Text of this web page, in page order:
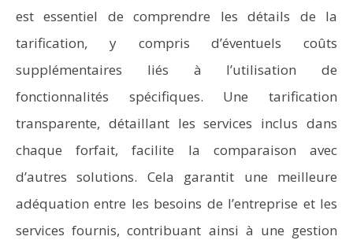
est essentiel de comprendre les détails de la
tarification, y compris d’éventuels coûts
supplémentaires liés à l’utilisation de
fonctionnalités spécifiques. Une tarification
transparente, détaillant les services inclus dans
chaque forfait, facilite la comparaison avec
d’autres solutions. Cela garantit une meilleure
adéquation entre les besoins de l’entreprise et les
services fournis, contribuant ainsi à une gestion